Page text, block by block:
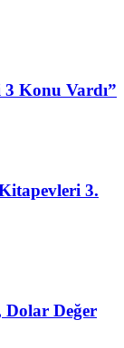
Konu Vardı”
3.
Değer